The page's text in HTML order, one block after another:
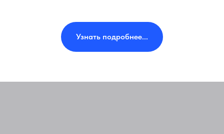
Узнать подробнее...